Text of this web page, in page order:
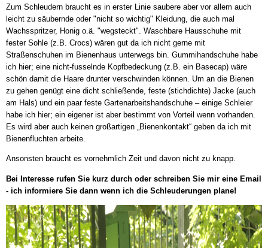
Zum Schleudern braucht es in erster Linie saubere aber vor allem auch
leicht zu säubernde oder "nicht so wichtig" Kleidung, die auch mal
Wachsspritzer, Honig o.ä. "wegsteckt". Waschbare Hausschuhe mit
fester Sohle (z.B. Crocs) wären gut da ich nicht gerne mit
Straßenschuhen im Bienenhaus unterwegs bin. Gummihandschuhe habe
ich hier; eine nicht-fusselnde Kopfbedeckung (z.B. ein Basecap) wäre
schön damit die Haare drunter verschwinden können. Um an die Bienen
zu gehen genügt eine dicht schließende, feste (stichdichte) Jacke (auch
am Hals) und ein paar feste Gartenarbeitshandschuhe – einige Schleier
habe ich hier; ein eigener ist aber bestimmt von Vorteil wenn vorhanden.
Es wird aber auch keinen großartigen „Bienenkontakt“ geben da ich mit
Bienenfluchten arbeite.
Ansonsten braucht es vornehmlich Zeit und davon nicht zu knapp.
Bei Interesse rufen Sie kurz durch oder schreiben Sie mir eine Email
- ich informiere Sie dann wenn ich die Schleuderungen plane!